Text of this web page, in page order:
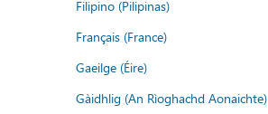
Filipino (Pilipinas)
Français (France)
Gaeilge (Éire)
Gàidhlig (An Rìoghachd Aonaichte)